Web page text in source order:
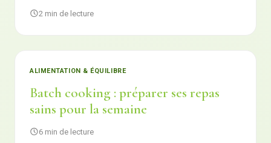
2 min de lecture
ALIMENTATION & ÉQUILIBRE
Batch cooking : préparer ses repas
sains pour la semaine
6 min de lecture